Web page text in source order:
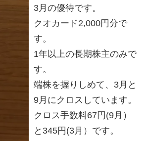
3月の優待です。
クオカード2,000円分で
す。
1年以上の長期株主のみで
す。
端株を握りしめて、3月と
9月にクロスしています。
クロス手数料67円(9月）
と345円(3月）です。